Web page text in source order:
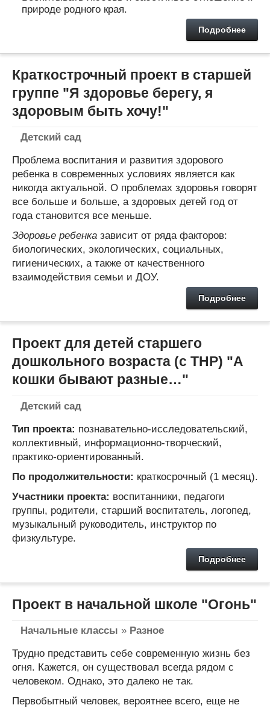
природе родного края.
Подробнее
Краткострочный проект в старшей
группе "Я здоровье берегу, я
здоровым быть хочу!"
Детский сад
Проблема воспитания и развития здорового
ребенка в современных условиях является как
никогда актуальной. О проблемах здоровья говорят
все больше и больше, а здоровых детей год от
года становится все меньше.
Здоровье ребенка зависит от ряда факторов:
биологических, экологических, социальных,
гигиенических, а также от качественного
взаимодействия семьи и ДОУ.
Подробнее
Проект для детей старшего
дошкольного возраста (с ТНР) "А
кошки бывают разные…"
Детский сад
Тип проекта: познавательно-исследовательский,
коллективный, информационно-творческий,
практико-ориентированный.
По продолжительности: краткосрочный (1 месяц).
Участники проекта: воспитанники, педагоги
группы, родители, старший воспитатель, логопед,
музыкальный руководитель, инструктор по
физкультуре.
Подробнее
Проект в начальной школе "Огонь"
Начальные классы » Разное
Трудно представить себе современную жизнь без
огня. Кажется, он существовал всегда рядом с
человеком. Однако, это далеко не так.
Первобытный человек, вероятнее всего, еще не